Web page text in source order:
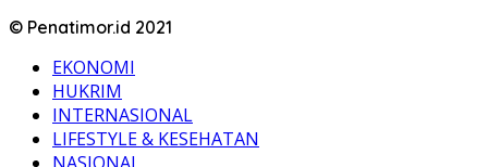
© Penatimor.id 2021
EKONOMI
HUKRIM
INTERNASIONAL
LIFESTYLE & KESEHATAN